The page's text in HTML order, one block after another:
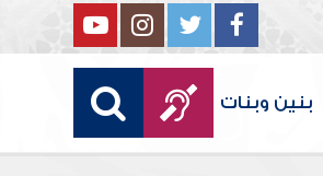
بنين وبنات